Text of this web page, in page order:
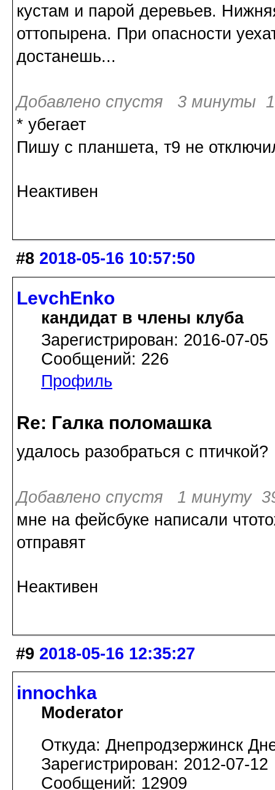
кустам и парой деревьев.
оттопырена. При опасности
достанешь...
Добавлено спустя 3 минуты
* убегает
Пишу с планшета, т9 не
Неактивен
#8 2018-05-16 10:57:50
LevchEnko
кандидат в члены клуба
Зарегистрирован: 2016-07-05
Сообщений: 226
Профиль
Re: Галка поломашка
удалось разобраться с птичкой?
Добавлено спустя 1 минуту
мне на фейсбуке написали
отправят
Неактивен
#9 2018-05-16 12:35:27
innochka
Moderator
Откуда: Днепродзержинск
Зарегистрирован: 2012-07-12
Сообщений: 12909